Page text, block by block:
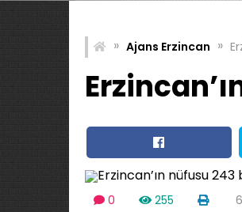
» Ajans Erzincan »
0 255